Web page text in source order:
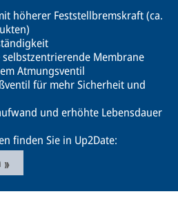
höherer Feststellbremskraft (ca.
Membrane
Atmungsventil
für mehr Sicherheit und
und erhöhte Lebensdauer
finden Sie in Up2Date: